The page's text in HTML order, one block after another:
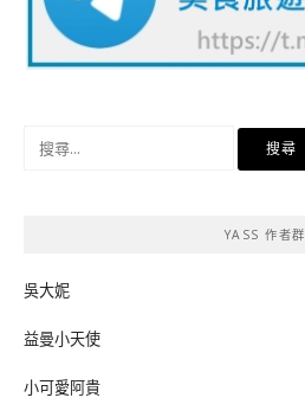
YASS 作者群
吳大妮
益曼小天使
小可愛阿貴